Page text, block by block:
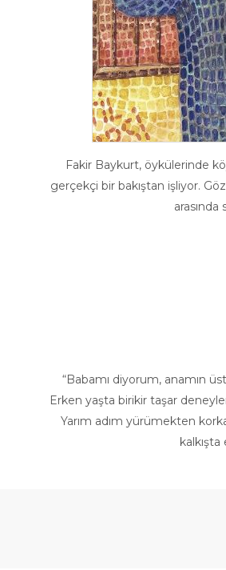
Fakir Baykurt, öykülerinde
gerçekçi bir bakıştan işliyor.
“Babamı diyorum, anamın
Erken yaşta birikir taşar
Yarım adım yürümekten
kalkışta